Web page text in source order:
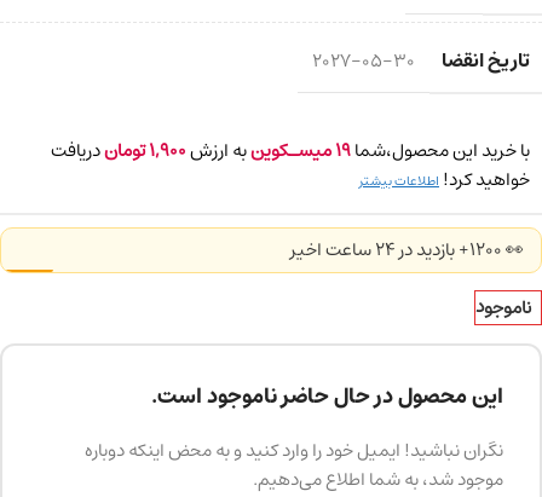
تاریخ انقضا 2027-05-30
با خرید این محصول،شما19میسـکوینبه ارزش1,900توماندریافت
خواهید کرد! اطلاعات بیشتر
👀 1200+ بازدید در ۲۴ ساعت اخیر
ناموجود
این محصول در حال حاضر ناموجود است.
نگران نباشید! ایمیل خود را وارد کنید و به محض اینکه دوباره
موجود شد، به شما اطلاع می‌دهیم.